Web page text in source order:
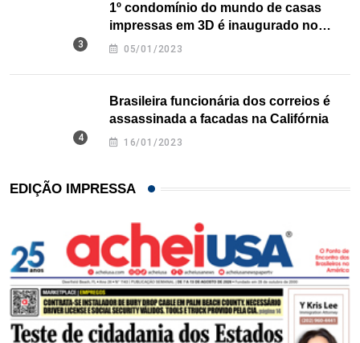
1º condomínio do mundo de casas
impressas em 3D é inaugurado no
Texas
05/01/2023
Brasileira funcionária dos correios é
assassinada a facadas na Califórnia
16/01/2023
EDIÇÃO IMPRESSA